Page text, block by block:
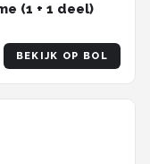
(1 + 1 deel)
BEKIJK OP BOL